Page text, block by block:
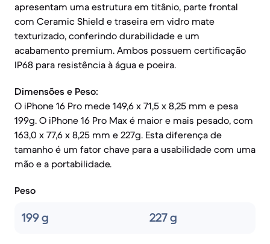
apresentam uma estrutura em titânio, parte frontal
com Ceramic Shield e traseira em vidro mate
texturizado, conferindo durabilidade e um
acabamento premium. Ambos possuem certificação
IP68 para resistência à água e poeira.
Dimensões e Peso:
O iPhone 16 Pro mede 149,6 x 71,5 x 8,25 mm e pesa
199g. O iPhone 16 Pro Max é maior e mais pesado, com
163,0 x 77,6 x 8,25 mm e 227g. Esta diferença de
tamanho é um fator chave para a usabilidade com uma
mão e a portabilidade.
Peso
199 g 227 g